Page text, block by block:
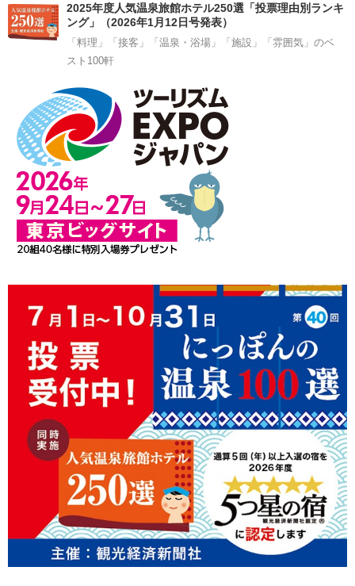
2025年度人気温泉旅館ホテル250選「投票理由別ランキ
ング」（2026年1月12日号発表）
「料理」「接客」「温泉・浴場」「施設」「雰囲気」のベ
スト100軒